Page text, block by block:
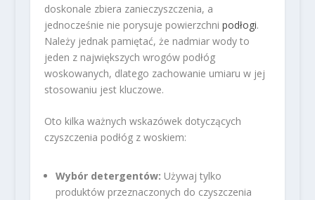
doskonale zbiera zanieczyszczenia, a
jednocześnie nie porysuje powierzchni podłogi.
Należy jednak pamiętać, że nadmiar wody to
jeden z największych wrogów podłóg
woskowanych, dlatego zachowanie umiaru w jej
stosowaniu jest kluczowe.
Oto kilka ważnych wskazówek dotyczących
czyszczenia podłóg z woskiem:
Wybór detergentów: Używaj tylko
produktów przeznaczonych do czyszczenia